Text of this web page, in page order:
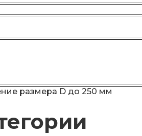
размера D до 250 мм